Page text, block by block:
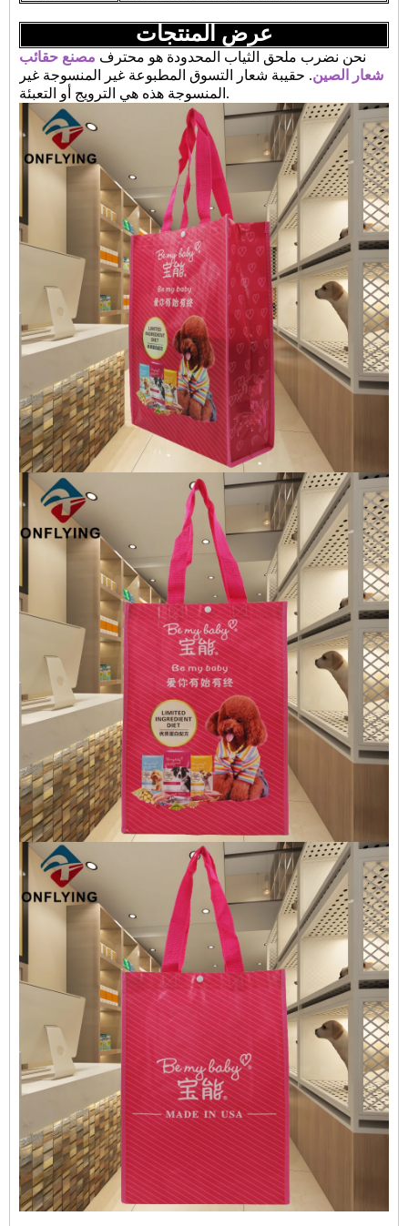
عرض المنتجات
نحن نضرب ملحق الثياب المحدودة هو محترف مصنع حقائب
شعار الصين. حقيبة شعار التسوق المطبوعة غير المنسوجة غير
المنسوجة هذه هي الترويج أو التعبئة.